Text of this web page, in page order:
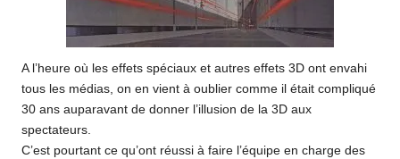
A l’heure où les effets spéciaux et autres effets 3D ont envahi
tous les médias, on en vient à oublier comme il était compliqué
30 ans auparavant de donner l’illusion de la 3D aux
spectateurs.
C’est pourtant ce qu’ont réussi à faire l’équipe en charge des